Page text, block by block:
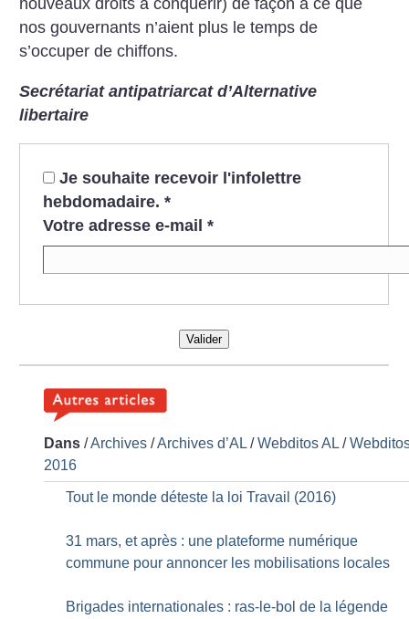
nouveaux droits à conquérir) de façon à ce que
nos gouvernants n’aient plus le temps de
s’occuper de chiffons.
Secrétariat antipatriarcat d’Alternative
libertaire
Je souhaite recevoir l'infolettre
hebdomadaire. *
Votre adresse e-mail *
Valider
Dans /Archives /Archives d’AL /Webditos AL /
2016
Tout le monde déteste la loi Travail (2016)
31 mars, et après : une plateforme numérique
commune pour annoncer les mobilisations locales
Brigades internationales : ras-le-bol de la légende